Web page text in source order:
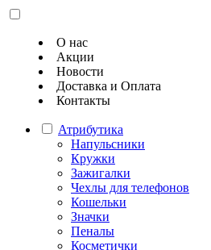
О нас
Акции
Новости
Доставка и Оплата
Контакты
Атрибутика
Напульсники
Кружки
Зажигалки
Чехлы для телефонов
Кошельки
Значки
Пеналы
Косметички